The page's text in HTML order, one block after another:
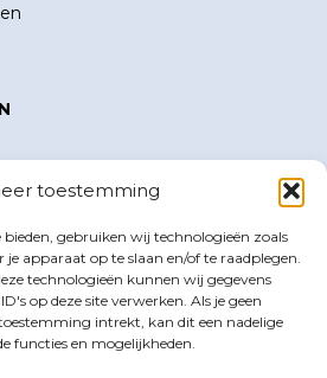
toestemming
gebruiken wij technologieën zoals
apparaat op te slaan en/of te raadplegen.
technologieën kunnen wij gegevens
op deze site verwerken. Als je geen
intrekt, kan dit een nadelige
functies en mogelijkheden.